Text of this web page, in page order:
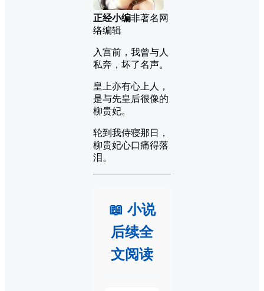
正经小编非著名网
络编辑
入宫前，我曾与人
私奔，坏了名声。
皇上亦有心上人，
是与先皇后很像的
柳贵妃。
轮到我侍寝那日，
柳贵妃心口痛得落
泪。
📖 小说
后续全
文阅读